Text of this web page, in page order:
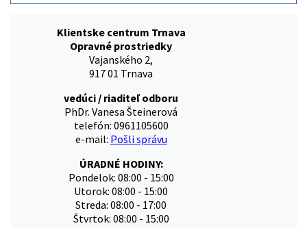
Klientske centrum Trnava
Opravné prostriedky
Vajanského 2,
917 01 Trnava
vedúci / riaditeľ odboru
PhDr. Vanesa Šteinerová
telefón: 0961105600
e-mail: Pošli správu
ÚRADNÉ HODINY:
Pondelok: 08:00 - 15:00
Utorok: 08:00 - 15:00
Streda: 08:00 - 17:00
Štvrtok: 08:00 - 15:00